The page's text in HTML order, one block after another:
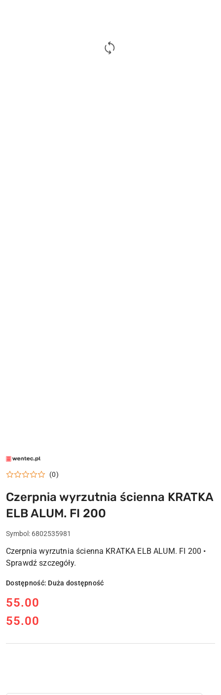
LOGO
WENTEC.PL
(0)
Czerpnia wyrzutnia ścienna KRATKA
ELB ALUM. FI 200
Symbol: 6802535981
Czerpnia wyrzutnia ścienna KRATKA ELB ALUM. FI 200 •
Sprawdź szczegóły.
Dostępność: Duża dostępność
cena:
55.00
Cena:
55.00